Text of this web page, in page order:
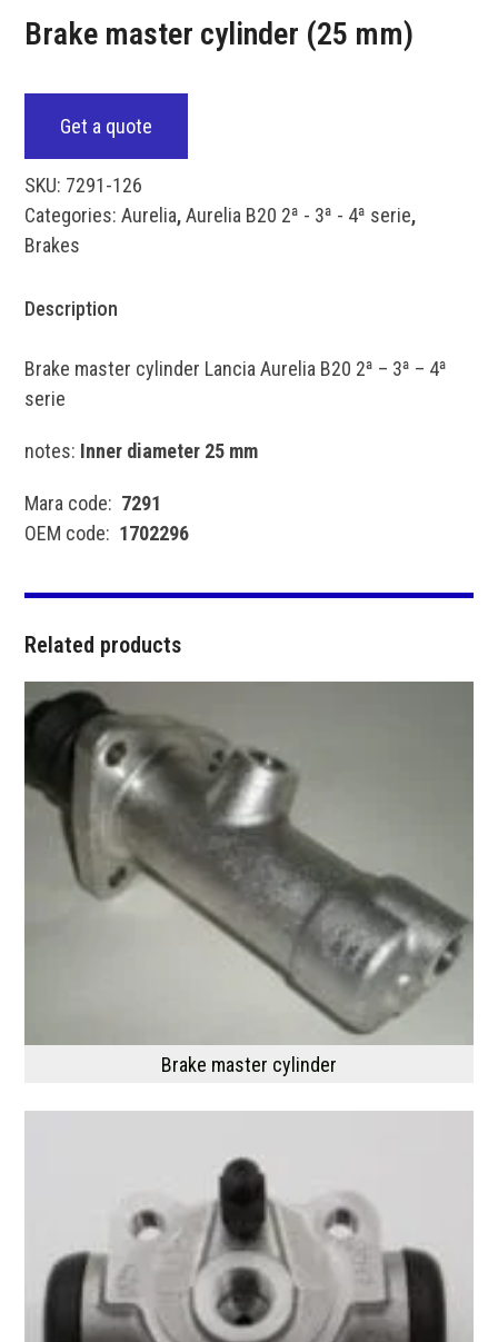
Brake master cylinder (25 mm)
Get a quote
SKU: 7291-126
Categories: Aurelia,Aurelia B20 2ª - 3ª - 4ª serie,
Brakes
Description
Brake master cylinder Lancia Aurelia B20 2ª – 3ª – 4ª
serie
notes: Inner diameter 25 mm
Mara code: 7291
OEM code: 1702296
Related products
Brake master cylinder